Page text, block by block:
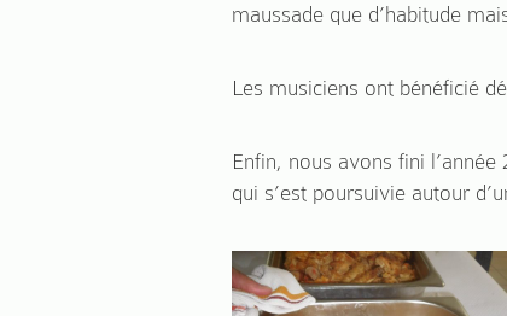
maussade que d’habitude
Les musiciens ont bénéficié
Enfin, nous avons fini
qui s’est poursuivie autour